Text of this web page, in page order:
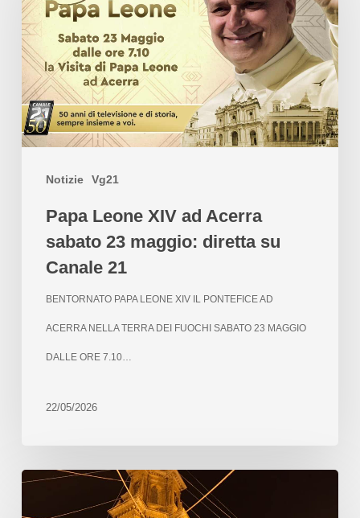
Notizie Vg21
Papa Leone XIV ad Acerra
sabato 23 maggio: diretta su
Canale 21
BENTORNATO PAPA LEONE XIV IL PONTEFICE AD
ACERRA NELLA TERRA DEI FUOCHI SABATO 23 MAGGIO
DALLE ORE 7.10…
22/05/2026